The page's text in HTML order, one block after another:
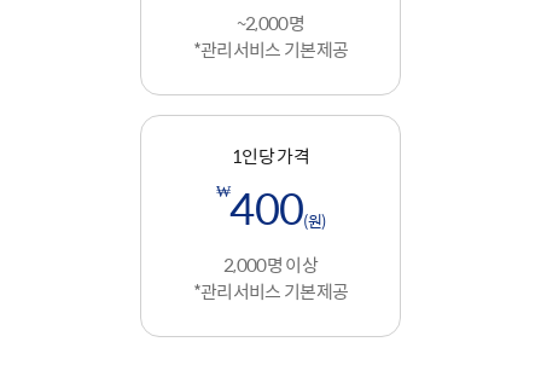
~2,000명
*관리서비스 기본제공
1인당 가격
₩400(원)
2,000명 이상
*관리서비스 기본제공